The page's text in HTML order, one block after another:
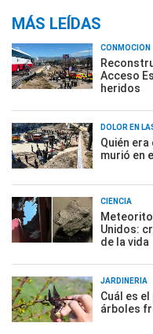
MÁS LEÍDAS
CONMOCIÓN
Acceso
heridos
DOLOR EN
Quién
murió en
CIENCIA
Unidos:
de la vida
JARDINERÍA
Cuál es
árboles